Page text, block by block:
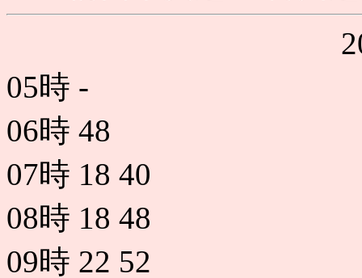
05時 -
06時 48
07時 18 40
08時 18 48
09時 22 52